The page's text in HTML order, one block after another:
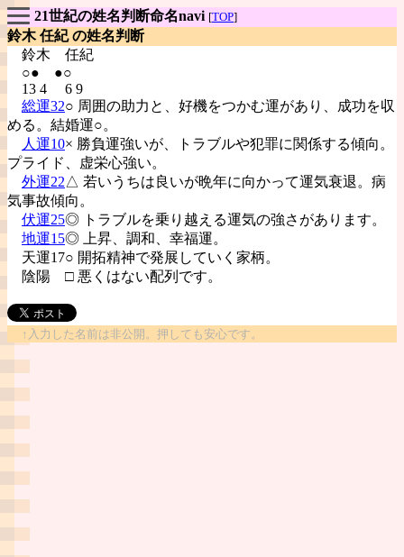
21世紀の姓名判断命名navi [TOP]
鈴木 任紀 の姓名判断
鈴木 任紀
○● ●○
13 4 6 9
総運32○ 周囲の助力と、好機をつかむ運があり、成功を収
める。結婚運○。
人運10× 勝負運強いが、トラブルや犯罪に関係する傾向。
プライド、虚栄心強い。
外運22△ 若いうちは良いが晩年に向かって運気衰退。病
気事故傾向。
伏運25◎ トラブルを乗り越える運気の強さがあります。
地運15◎ 上昇、調和、幸福運。
天運17○ 開拓精神で発展していく家柄。
陰陽 □ 悪くはない配列です。
↑入力した名前は非公開。押しても安心です。